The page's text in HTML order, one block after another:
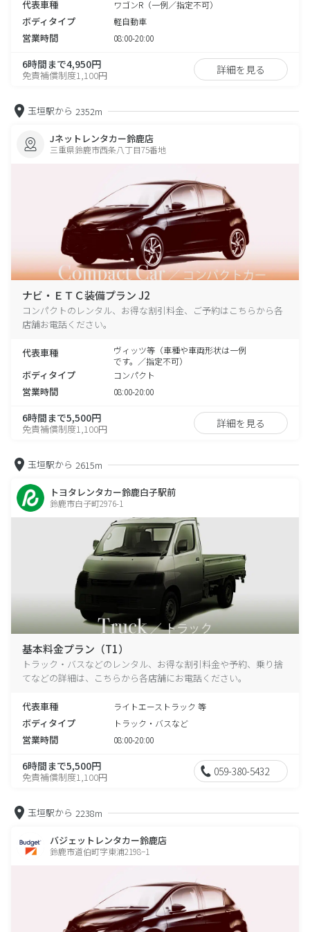
代表車種 ワゴンR（一例／指定不可）
ボディタイプ 軽自動車
営業時間 08:00-20:00
6時間まで4,950円
免責補償制度1,100円 詳細を見る
玉垣駅から 2352m
Jネットレンタカー鈴鹿店
三重県鈴鹿市西条八丁目75番地
ナビ・ＥＴＣ装備プラン J2
コンパクトのレンタル、お得な割引料金、ご予約はこちらから各
店舗お電話ください。
代表車種
ヴィッツ等（車種や車両形状は一例
です。／指定不可）
ボディタイプ コンパクト
営業時間 08:00-20:00
6時間まで5,500円
免責補償制度1,100円 詳細を見る
玉垣駅から 2615m
トヨタレンタカー鈴鹿白子駅前
鈴鹿市白子町2976-1
基本料金プラン（T1）
トラック・バスなどのレンタル、お得な割引料金や予約、乗り捨
てなどの詳細は、こちらから各店舗にお電話ください。
代表車種 ライトエーストラック 等
ボディタイプ トラック・バスなど
営業時間 08:00-20:00
6時間まで5,500円
免責補償制度1,100円 059-380-5432
玉垣駅から 2238m
バジェットレンタカー鈴鹿店
鈴鹿市道伯町字東浦2198−1